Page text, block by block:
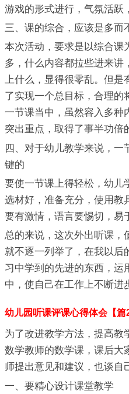
游戏的形式进行，气氛活跃
三、课的综合，应该是多而
本次活动，要求是以综合课
多，什么内容都拉些进来讲
上什么，显得很零乱。但是
了实现一个总目标，合理的
一节课当中，虽然容入多种
突出重点，取得了事半功倍
四、对于幼儿教学来说，一
键的
要使一节课上得轻松，幼儿
选材好，准备充分，使用教
要有激情，语言要惕切，易
总的来说，这次外出听课，
就不逐一列举了，在我以后
习中学到的先进的东西，运
中，使自己在工作上不断进
幼儿园听课评课心得体会【篇2
为了改进教学方法，提高教
数学教师的数学课，课后大
师提出意见和建议，也谈自
一、要精心设计课堂教学